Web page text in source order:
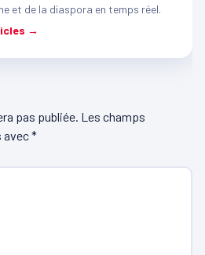
et de la diaspora en temps réel.
→
pas publiée. Les champs
avec*